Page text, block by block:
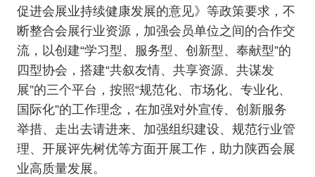
促进会展业持续健康发展的意见》等政策要求，不
断整合会展行业资源，加强会员单位之间的合作交
流，以创建“学习型、服务型、创新型、奉献型”的
四型协会，搭建“共叙友情、共享资源、共谋发
展”的三个平台，按照“规范化、市场化、专业化、
国际化”的工作理念，在加强对外宣传、创新服务
举措、走出去请进来、加强组织建设、规范行业管
理、开展评先树优等方面开展工作，助力陕西会展
业高质量发展。